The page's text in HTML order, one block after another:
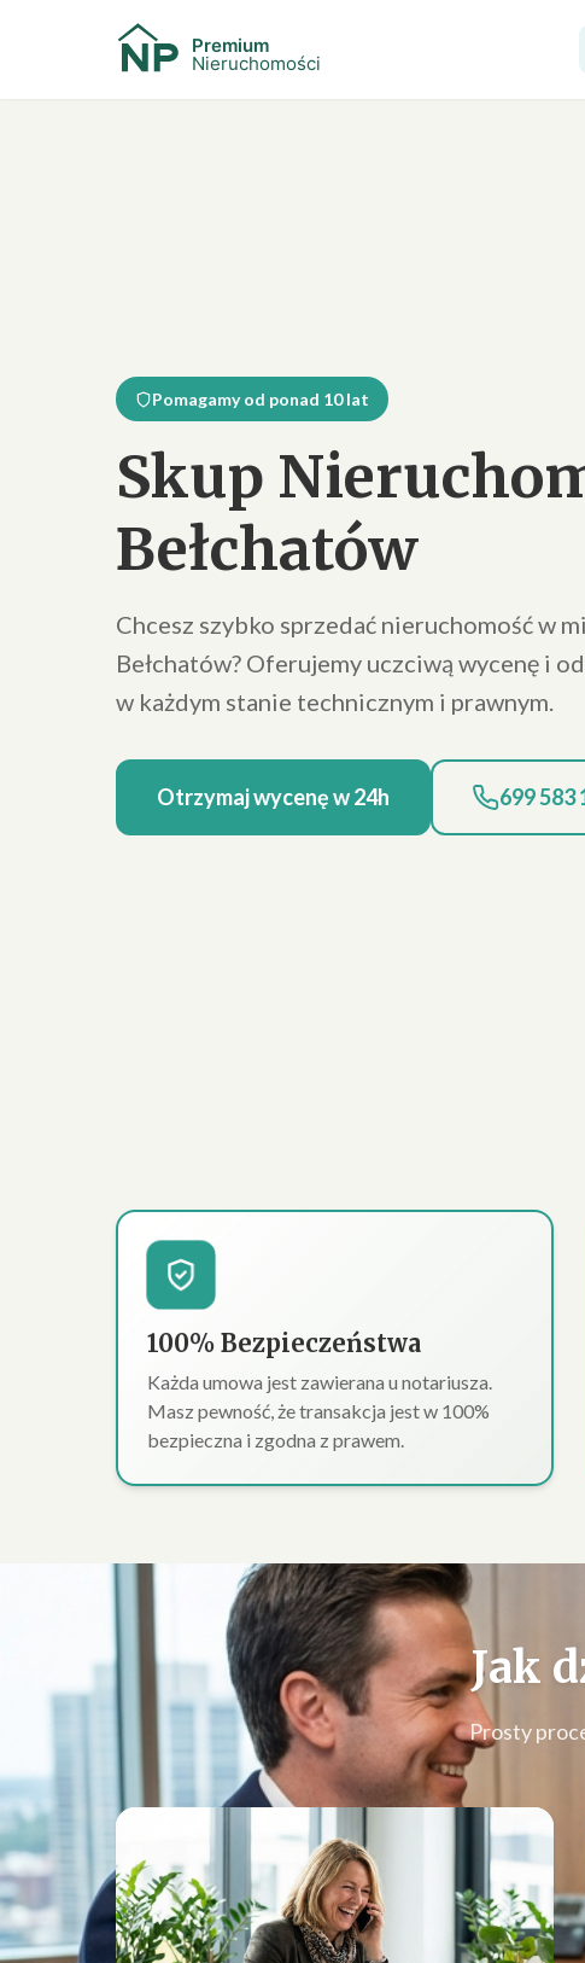
Pomagamy od ponad 10 lat
Skup
Bełchatów
Chcesz szybko sprzedać nieruchomość w
Bełchatów? Oferujemy uczciwą wycenę i
w każdym stanie technicznym i prawnym.
Otrzymaj wycenę w 24h 699 583
100% Bezpieczeństwa
Każda umowa jest zawierana u notariusza.
Masz pewność, że transakcja jest w 100%
bezpieczna i zgodna z prawem.
Jak
Prosty